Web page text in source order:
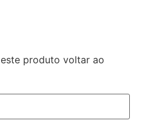
produto voltar ao